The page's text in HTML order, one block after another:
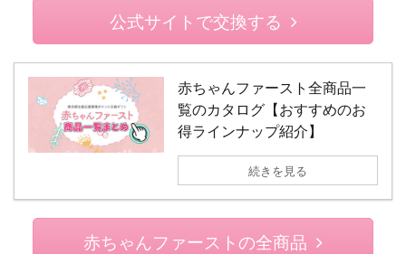
公式サイトで交換する
赤ちゃんファースト全商品一
覧のカタログ【おすすめのお
得ラインナップ紹介】
続きを見る
赤ちゃんファーストの全商品